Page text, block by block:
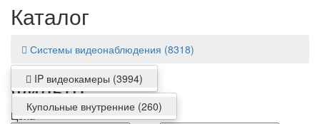
Каталог
Системы видеонаблюдения (8318)
IP видеокамеры (3994)
Купольные внутренние (260)
Фильтр
Цена